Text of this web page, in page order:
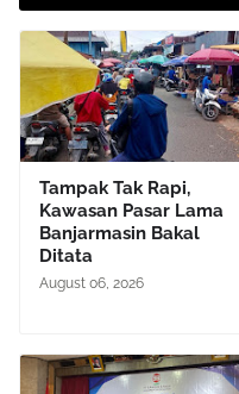
Tampak Tak Rapi,
Kawasan Pasar Lama
Banjarmasin Bakal
Ditata
August 06, 2026